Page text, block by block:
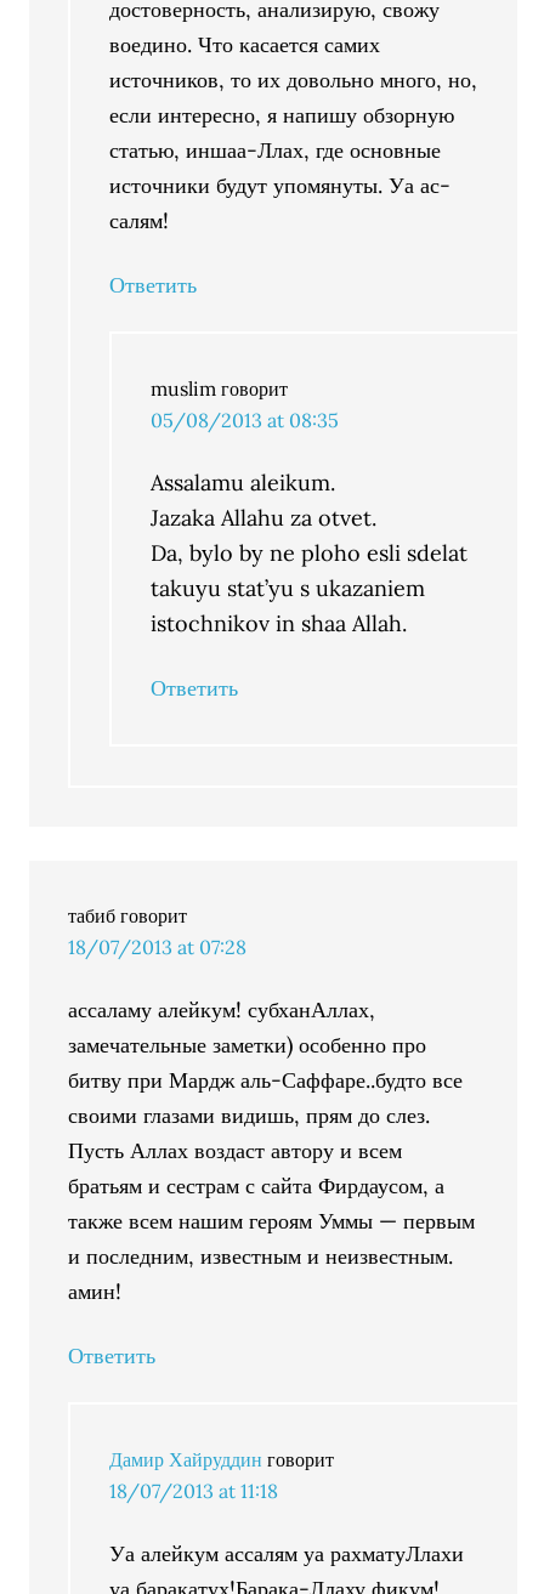
достоверность, анализирую, свожу
воедино. Что касается самих
источников, то их довольно много, но,
если интересно, я напишу обзорную
статью, иншаа-Ллах, где основные
источники будут упомянуты. Уа ас-
салям!
Ответить
muslim говорит
05/08/2013 at 08:35
Assalamu aleikum.
Jazaka Allahu za otvet.
Da, bylo by ne ploho esli sdelat
takuyu stat’yu s ukazaniem
istochnikov in shaa Allah.
Ответить
табиб говорит
18/07/2013 at 07:28
ассаламу алейкум! субханАллах,
замечательные заметки) особенно про
битву при Мардж аль-Саффаре..будто все
своими глазами видишь, прям до слез.
Пусть Аллах воздаст автору и всем
братьям и сестрам с сайта Фирдаусом, а
также всем нашим героям Уммы — первым
и последним, известным и неизвестным.
амин!
Ответить
Дамир Хайруддин говорит
18/07/2013 at 11:18
Уа алейкум ассалям уа рахматуЛлахи